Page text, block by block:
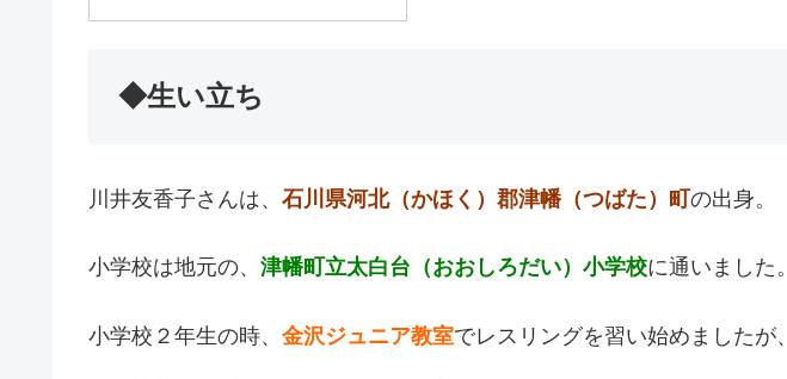
◆生い立ち
川井友香子さんは、 石川県河北（かほく）郡津幡（つばた）町の出身。
小学校は地元の、 津幡町立太白台（おおしろだい）小学校に通いました。
小学校２年生の時、 金沢ジュニア教室でレスリングを習い始めましたが、